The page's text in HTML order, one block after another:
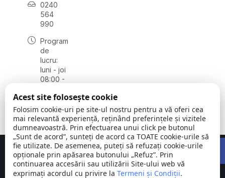
0240
564
990
Program
de
lucru:
luni - joi
08:00 -
vineri
08:00 -
14:00
Comuna © Toate
Concept realizat deBig Media Relații Publice SRL
Acest site folosește cookie
Folosim cookie-uri pe site-ul nostru pentru a vă oferi cea
mai relevantă experiență, reținând preferințele și vizitele
dumneavoastră. Prin efectuarea unui click pe butonul
„Sunt de acord”, sunteți de acord ca TOATE cookie-urile să
fie utilizate. De asemenea, puteți să refuzați cookie-urile
opționale prin apăsarea butonului „Refuz”. Prin
continuarea accesării sau utilizării Site-ului web vă
exprimați acordul cu privire la Termeni și Condiții.